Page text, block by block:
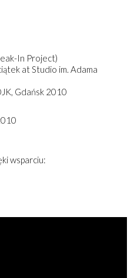
In Project)
at Studio im. Adama
Gdańsk 2010
wsparciu: